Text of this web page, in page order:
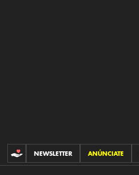
CONTRIBUCIONES
NEWSLETTER ANÚNCIATE